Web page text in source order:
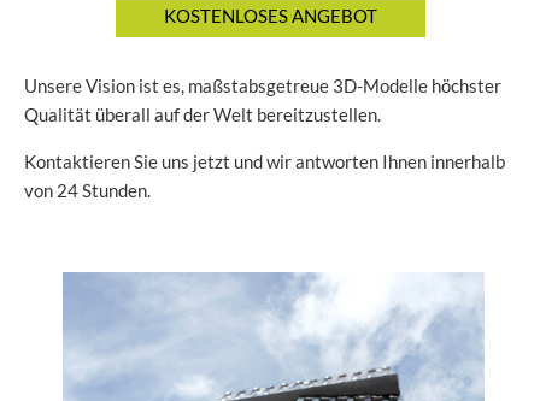
Unsere Vision ist es, maßstabsgetreue 3D-Modelle höchster
Qualität überall auf der Welt bereitzustellen.
Kontaktieren Sie uns jetzt und wir antworten Ihnen innerhalb
von 24 Stunden.